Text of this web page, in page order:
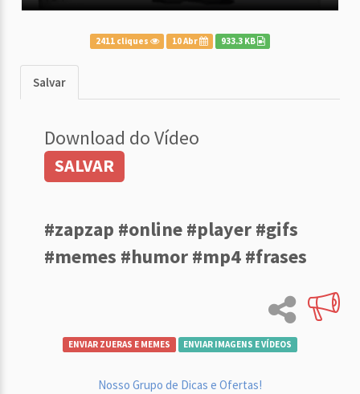
2411 cliques 10 Abr 933.3 KB
Salvar
Download do Vídeo
SALVAR
#zapzap #online #player #gifs
#memes #humor #mp4 #frases
ENVIAR ZUERAS E MEMES ENVIAR IMAGENS E VÍDEOS
Nosso Grupo de Dicas e Ofertas!